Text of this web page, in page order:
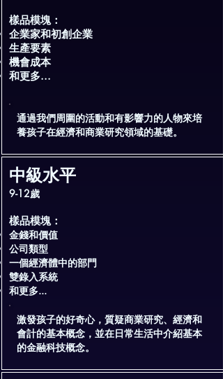
樣品模塊：
企業家和初創企業
生產要素
機會成本
和更多...
通過我們周圍的活動和有影響力的人物來培
養孩子在經濟和商業研究領域的基礎。
中級水平
9-12歲
樣品模塊：
金錢和價值
公司類型
一個經濟體中的部門
雙錄入系統
和更多...
​激發孩子的好奇心，質疑商業研究、經濟和
會計的基本概念，並在日常生活中介紹基本
的金融科技概念。